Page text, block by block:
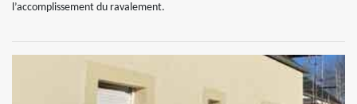
l’accomplissement du ravalement.